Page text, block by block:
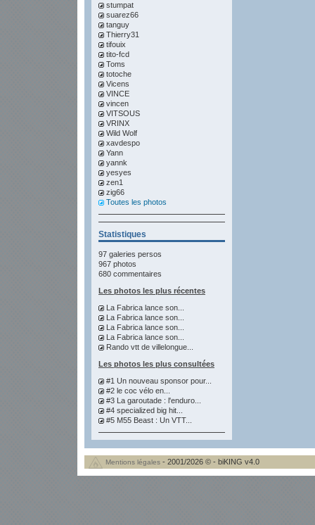
stumpat
suarez66
tanguy
Thierry31
tifouix
tito-fcd
Toms
totoche
Vicens
VINCE
vincen
VITSOUS
VRINX
Wild Wolf
xavdespo
Yann
yannk
yesyes
zen1
zig66
Toutes les photos
Statistiques
97 galeries persos
967 photos
680 commentaires
Les photos les plus récentes
La Fabrica lance son...
La Fabrica lance son...
La Fabrica lance son...
La Fabrica lance son...
Rando vtt de villelongue...
Les photos les plus consultées
#1 Un nouveau sponsor pour...
#2 le coc vélo en...
#3 La garoutade : l'enduro...
#4 specialized big hit...
#5 M55 Beast : Un VTT...
Mentions légales - 2001/2026 © - biKING v4.0